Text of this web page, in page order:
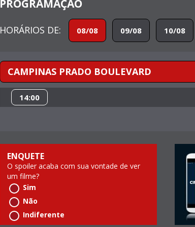
PROGRAMAÇÃO
HORÁRIOS DE: 08/08 09/08 10/08
CAMPINAS PRADO BOULEVARD
14:00
ENQUETE
O spoiler acaba com sua vontade de ver
um filme?
Sim
Não
Indiferente